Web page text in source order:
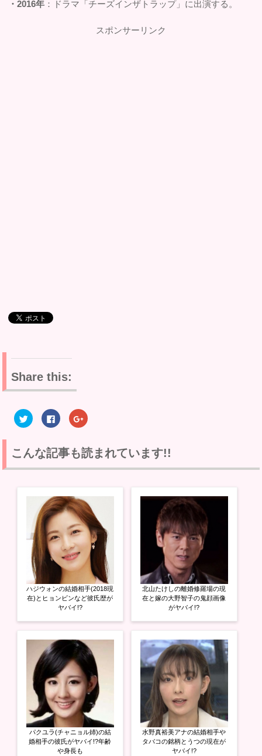
・2016年 ：ドラマ「チーズインザトラップ」に出演する。
スポンサーリンク
Share this:
ク
リ
て
T
w
i
共
有
新
し
い
ウ
ィ
ン
ド
ウ
で
開
す
F
a
o
o
k
で
る
に
は
リ
ッ
ク
し
て
く
だ
さ
い
(
新
し
い
ウ
ド
で
開
き
ま
す
)
ク
リ
し
て
G
o
o
+
で
共
有
(
新
し
い
ウ
ィ
ン
ド
ウ
で
開
す
こんな記事も読まれています!!
ハジウォンの結婚相手(2018現
在)とヒョンビンなど彼氏歴が
ヤバイ!?
パクユラ(チャニョル姉)の結
婚相手の彼氏がヤバイ!?年齢
や身長も
北山たけしの離婚修羅場の現
在と嫁の大野智子の鬼顔画像
がヤバイ!?
水野真裕美アナの結婚相手や
タバコの銘柄とうつの現在が
ヤバイ!?